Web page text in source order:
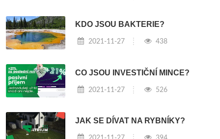
KDO JSOU BAKTERIE?
2021-11-27 438
CO JSOU INVESTIČNÍ MINCE?
2021-11-27 526
JAK SE DÍVAT NA RYBNÍKY?